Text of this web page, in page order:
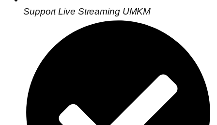
Support Live Streaming UMKM